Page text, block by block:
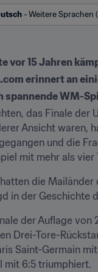
- Weitere Sprachen
vor 15 Jahren
erinnert an
spannende WM-
das Finale der
Ansicht waren,
und die
mit mehr als
die Mailänder
in der Geschichte
der Auflage von
Drei-Tore-
Saint-Germain
mit 6:5 triumphiert.